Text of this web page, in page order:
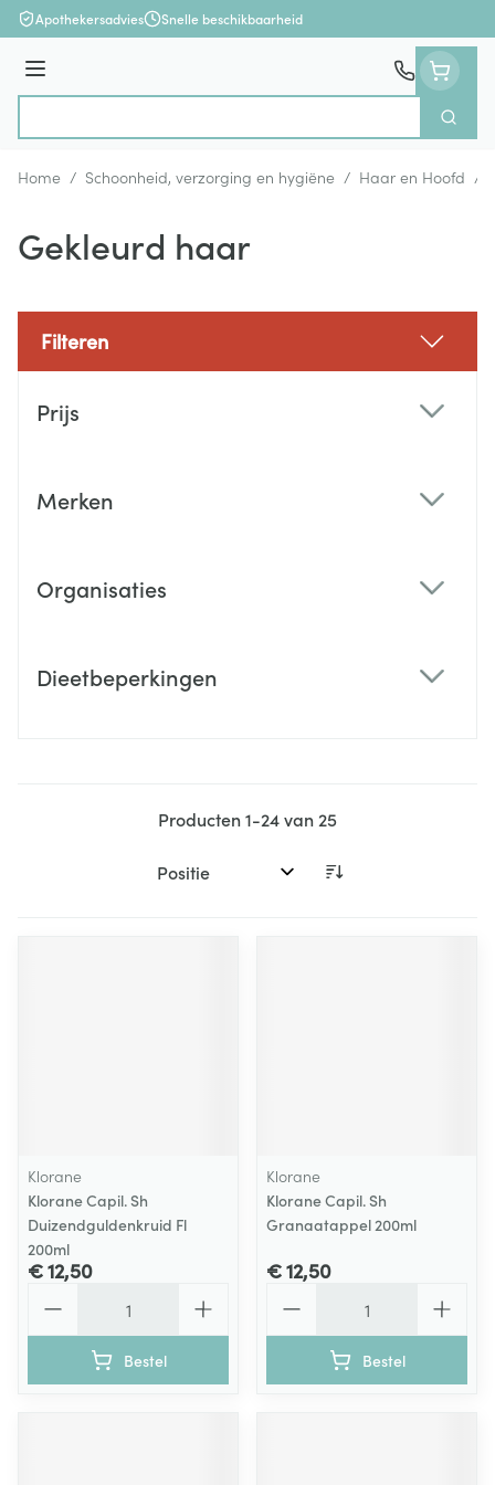
Ga naar de inhoud
Apothekersadvies Snelle beschikbaarheid
Menu
Zoek
Home / Schoonheid, verzorging en hygiëne / Haar en Hoofd /
Gekleurd haar
Filteren
Prijs
Merken
Organisaties
Dieetbeperkingen
Producten1-24van 25
Sorteer op:
Klorane
Klorane Capil. Sh
Duizendguldenkruid Fl
200ml
€ 12,50
Bestel
Klorane
Klorane Capil. Sh
Granaatappel 200ml
€ 12,50
Bestel